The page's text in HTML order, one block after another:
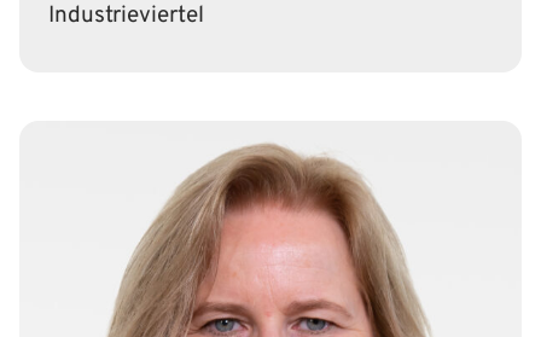
Industrieviertel